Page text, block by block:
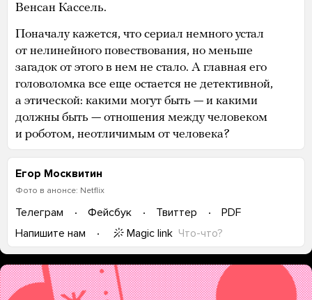
Венсан Кассель.
Поначалу кажется, что сериал немного устал
от нелинейного повествования, но меньше
загадок от этого в нем не стало. А главная его
головоломка все еще остается не детективной,
а этической: какими могут быть — и какими
должны быть — отношения между человеком
и роботом, неотличимым от человека?
Егор Москвитин
Фото в анонсе: Netflix
Телеграм Фейсбук Твиттер
PDF
Напишите нам
Magic link Что-что?